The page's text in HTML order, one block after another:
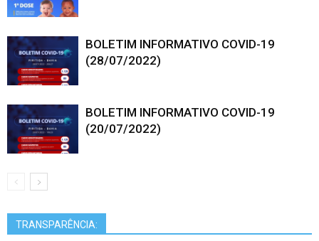
BOLETIM INFORMATIVO COVID-19
(28/07/2022)
BOLETIM INFORMATIVO COVID-19
(20/07/2022)
TRANSPARÊNCIA: